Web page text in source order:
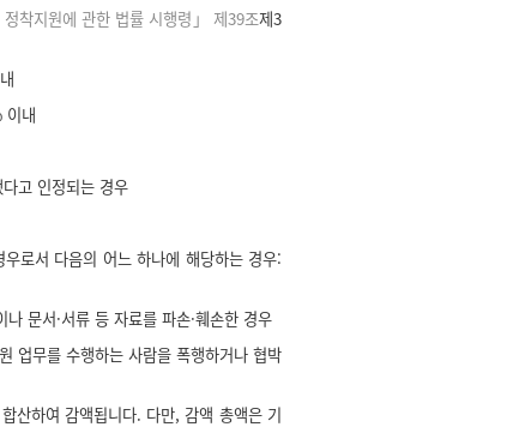
정착지원에 관한 법률 시행령」 제39조제3
이내
고 인정되는 경우
로서 다음의 어느 하나에 해당하는 경우:
문서·서류 등 자료를 파손·훼손한 경우
업무를 수행하는 사람을 폭행하거나 협박
산하여 감액됩니다. 다만, 감액 총액은 기